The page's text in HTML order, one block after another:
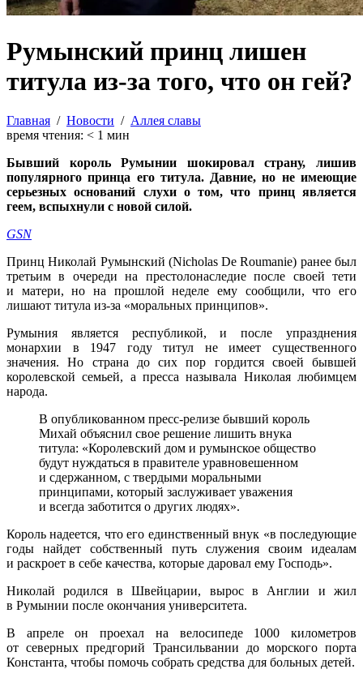
Румынский принц лишен
титула из-за того, что он гей?
Главная / Новости / Аллея славы
время чтения: < 1 мин
Бывший король Румынии шокировал страну, лишив
популярного принца его титула. Давние, но не имеющие
серьезных оснований слухи о том, что принц является
геем, вспыхнули с новой силой.
GSN
Принц Николай Румынский (Nicholas De Roumanie) ранее был
третьим в очереди на престолонаследие после своей тети
и матери, но на прошлой неделе ему сообщили, что его
лишают титула из-за «моральных принципов».
Румыния является республикой, и после упразднения
монархии в 1947 году титул не имеет существенного
значения. Но страна до сих пор гордится своей бывшей
королевской семьей, а пресса называла Николая любимцем
народа.
В опубликованном пресс-релизе бывший король
Михай объяснил свое решение лишить внука
титула: «Королевский дом и румынское общество
будут нуждаться в правителе уравновешенном
и сдержанном, с твердыми моральными
принципами, который заслуживает уважения
и всегда заботится о других людях».
Король надеется, что его единственный внук «в последующие
годы найдет собственный путь служения своим идеалам
и раскроет в себе качества, которые даровал ему Господь».
Николай родился в Швейцарии, вырос в Англии и жил
в Румынии после окончания университета.
В апреле он проехал на велосипеде 1000 километров
от северных предгорий Трансильвании до морского порта
Константа, чтобы помочь собрать средства для больных детей.